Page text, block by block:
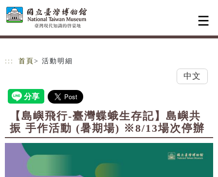
跳到主要內容
網站導覽
::: 首頁 > 活動明細
中文
【島嶼飛行-臺灣蝶蛾生存記】島嶼共
振 手作活動 (暑期場) ※8/13場次停辦